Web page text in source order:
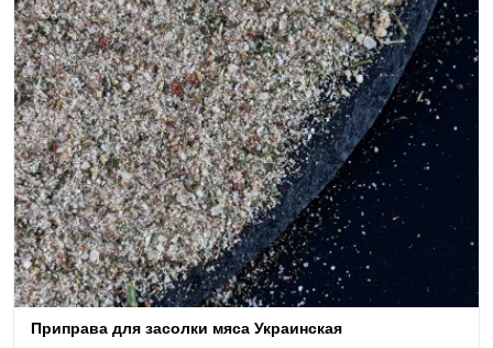
Приправа для засолки мяса Украинская